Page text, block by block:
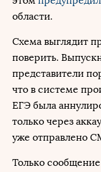
области.
Схема выглядит
поверить.
представители
что в системе
ЕГЭ была
только через
уже отправлено
Только